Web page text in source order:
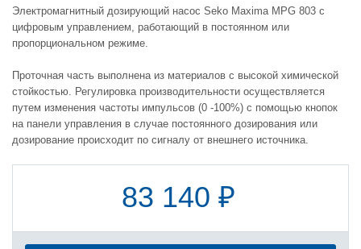
Электромагнитный дозирующий насос Seko Maxima MPG 803 с
цифровым управлением, работающий в постоянном или
пропорциональном режиме.
Проточная часть выполнена из материалов с высокой химической
стойкостью. Регулировка производительности осуществляется
путем изменения частоты импульсов (0 -100%) с помощью кнопок
на панели управления в случае постоянного дозирования или
дозирование происходит по сигналу от внешнего источника.
83 140 ₽